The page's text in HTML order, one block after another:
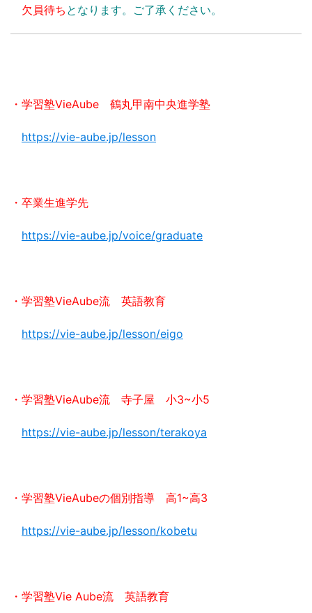
欠員待ち となります。ご了承ください。
・学習塾VieAube 鶴丸甲南中央進学塾
https://vie-aube.jp/lesson
・卒業生進学先
https://vie-aube.jp/voice/graduate
・学習塾VieAube流 英語教育
https://vie-aube.jp/lesson/eigo
・学習塾VieAube流 寺子屋 小3~小5
https://vie-aube.jp/lesson/terakoya
・学習塾VieAubeの個別指導 高1~高3
https://vie-aube.jp/lesson/kobetu
・学習塾Vie Aube流 英語教育